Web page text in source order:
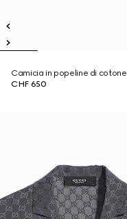
Camicia in popeline di cotone
CHF 650